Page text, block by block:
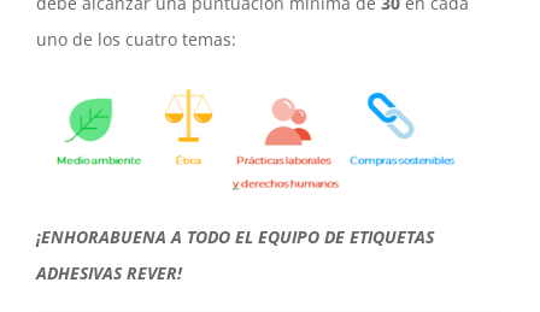
uno de los cuatro temas:
¡ENHORABUENA A TODO EL EQUIPO DE ETIQUETAS
ADHESIVAS REVER!